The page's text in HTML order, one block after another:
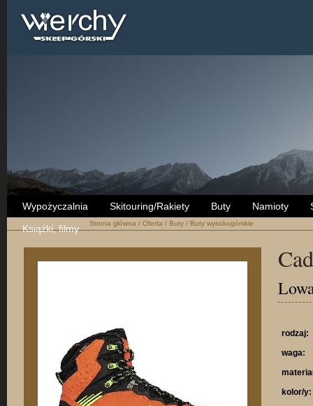
Wypożyczalnia Skitouring/Rakiety Buty Namioty
Książki, filmy
Strona główna / Oferta / Buty / Buty wysokogórskie
rodzaj:
waga:
kolor/y: